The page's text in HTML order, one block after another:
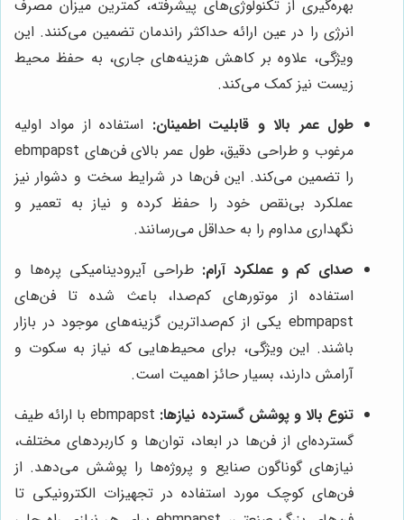
بهره‌گیری از تکنولوژی‌های پیشرفته، کمترین میزان مصرف
انرژی را در عین ارائه حداکثر راندمان تضمین می‌کنند. این
ویژگی، علاوه بر کاهش هزینه‌های جاری، به حفظ محیط
زیست نیز کمک می‌کند.
طول عمر بالا و قابلیت اطمینان: استفاده از مواد اولیه
مرغوب و طراحی دقیق، طول عمر بالای فن‌های ebmpapst
را تضمین می‌کند. این فن‌ها در شرایط سخت و دشوار نیز
عملکرد بی‌نقص خود را حفظ کرده و نیاز به تعمیر و
نگهداری مداوم را به حداقل می‌رسانند.
صدای کم و عملکرد آرام: طراحی آیرودینامیکی پره‌ها و
استفاده از موتورهای کم‌صدا، باعث شده تا فن‌های
ebmpapst یکی از کم‌صداترین گزینه‌های موجود در بازار
باشند. این ویژگی، برای محیط‌هایی که نیاز به سکوت و
آرامش دارند، بسیار حائز اهمیت است.
تنوع بالا و پوشش گسترده نیازها:
ebmpapst با ارائه طیف
گسترده‌ای از فن‌ها در ابعاد، توان‌ها و کاربردهای مختلف،
نیازهای گوناگون صنایع و پروژه‌ها را پوشش می‌دهد. از
فن‌های کوچک مورد استفاده در تجهیزات الکترونیکی تا